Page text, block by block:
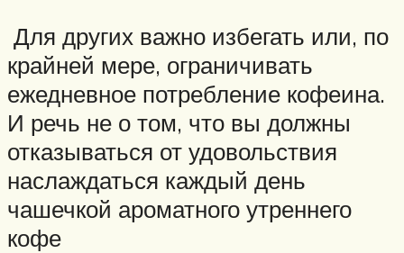
Для других важно избегать или, по
крайней мере, ограничивать
ежедневное потребление кофеина.
И речь не о том, что вы должны
отказываться от удовольствия
наслаждаться каждый день
чашечкой ароматного утреннего
кофе